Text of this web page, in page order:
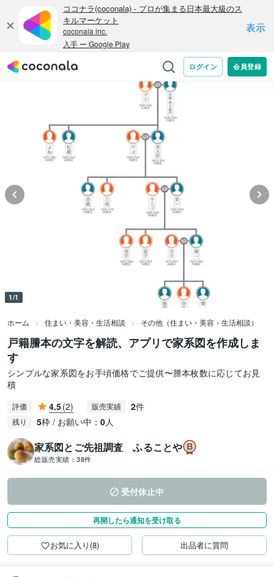
1/1
ホーム 住まい・美容・生活相談 その他（住まい・美容・生活相談）
戸籍謄本の文字を解読、アプリで家系図を作成しま
す
シンプルな家系図をお手頃価格でご提供〜謄本枚数に応じてお見
積
評価 4.5(2) 販売実績 2件
残り 5枠 / お願い中： 0人
家系図とご先祖調査 ふることや
総販売実績： 38件
受付休止中
再開したら通知を受け取る
お気に入り(8) 出品者に質問